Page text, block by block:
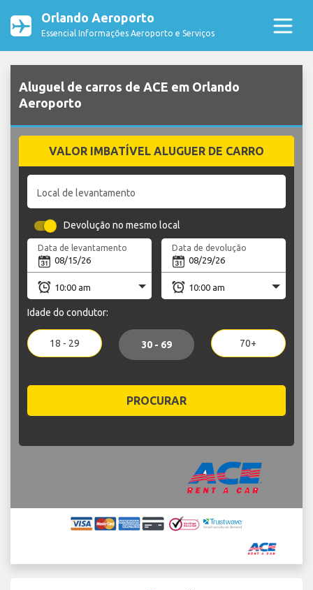
Orlando Aeroporto
Essencial Informações Aeroporto e Serviços
Aluguel de carros de ACE em Orlando
Aeroporto
VALOR IMBATÍVEL ALUGUER DE CARRO
Local de levantamento
Devolução no mesmo local
Data de levantamento Data de devolução
Idade do condutor:
18 - 29 30 - 69 70+
PROCURAR